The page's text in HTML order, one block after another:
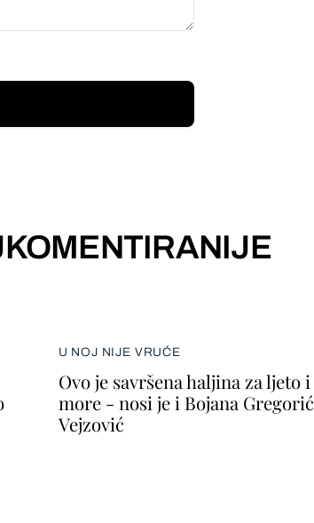
U NOJ NIJE VRUĆE
Ovo je savršena haljina za ljeto i
more - nosi je i Bojana Gregorić
Vejzović